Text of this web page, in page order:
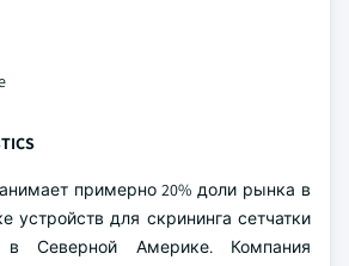
примерно 20% доли рынка в
устройств для скрининга сетчатки
Северной Америке. Компания